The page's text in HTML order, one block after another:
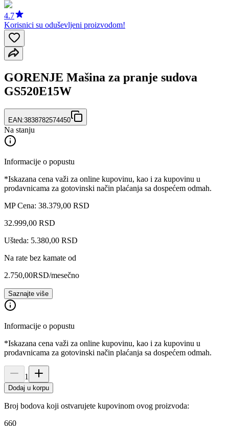
4.7
Korisnici su oduševljeni proizvodom!
GORENJE Mašina za pranje sudova
GS520E15W
EAN:3838782574450
Na stanju
Informacije o popustu
*Iskazana cena važi za online kupovinu, kao i za kupovinu u
prodavnicama za gotovinski način plaćanja sa dospećem odmah.
MP Cena: 38.379,00 RSD
32.999,00 RSD
Ušteda: 5.380,00 RSD
Na rate bez kamate od
2.750,00RSD/mesečno
Saznajte više
Informacije o popustu
*Iskazana cena važi za online kupovinu, kao i za kupovinu u
prodavnicama za gotovinski način plaćanja sa dospećem odmah.
1
Dodaj u korpu
Broj bodova koji ostvarujete kupovinom ovog proizvoda:
660